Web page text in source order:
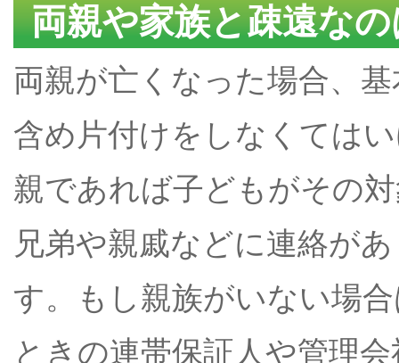
両親や家族と疎遠な
両親が亡くなった場合、
含め片付けをしなくては
親であれば子どもがその
兄弟や親戚などに連絡が
す。もし親族がいない場
ときの連帯保証人や管理